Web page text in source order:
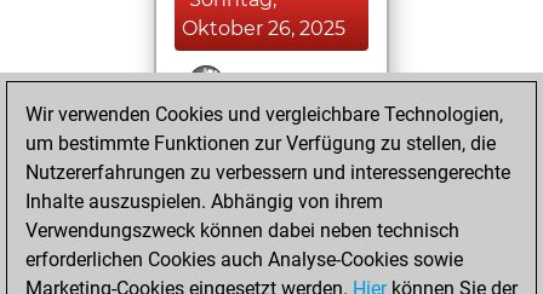
Oktober 26, 2025
You won
against Fritz
Fritz
You achieved a
BeautyScore of 70
You achieved a
new Elo of 1700
Wir verwenden Cookies und vergleichbare Technologien,
um bestimmte Funktionen zur Verfügung zu stellen, die
Nutzererfahrungen zu verbessern und interessengerechte
Inhalte auszuspielen. Abhängig von ihrem
Verwendungszweck können dabei neben technisch
erforderlichen Cookies auch Analyse-Cookies sowie
Marketing-Cookies eingesetzt werden. Hierkönnen Sie der